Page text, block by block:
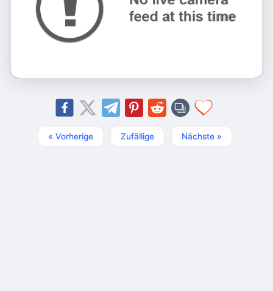
« Vorherige Zufällige Nächste »